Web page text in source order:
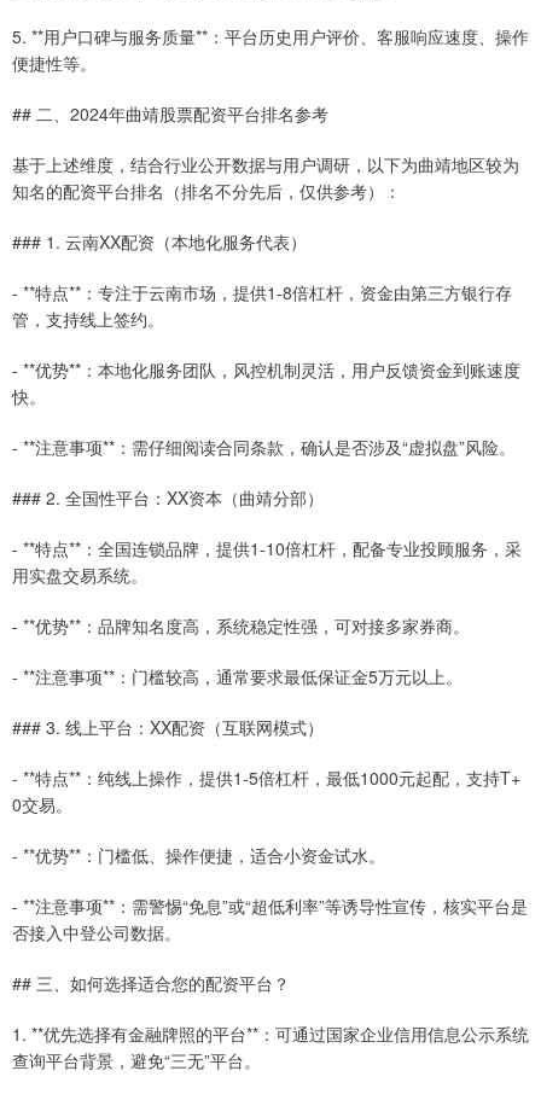
5. **用户口碑与服务质量**：平台历史用户评价、客服响应速度、操作
便捷性等。
## 二、2024年曲靖股票配资平台排名参考
基于上述维度，结合行业公开数据与用户调研，以下为曲靖地区较为
知名的配资平台排名（排名不分先后，仅供参考）：
### 1. 云南XX配资（本地化服务代表）
- **特点**：专注于云南市场，提供1-8倍杠杆，资金由第三方银行存
管，支持线上签约。
- **优势**：本地化服务团队，风控机制灵活，用户反馈资金到账速度
快。
- **注意事项**：需仔细阅读合同条款，确认是否涉及“虚拟盘”风险。
### 2. 全国性平台：XX资本（曲靖分部）
- **特点**：全国连锁品牌，提供1-10倍杠杆，配备专业投顾服务，采
用实盘交易系统。
- **优势**：品牌知名度高，系统稳定性强，可对接多家券商。
- **注意事项**：门槛较高，通常要求最低保证金5万元以上。
### 3. 线上平台：XX配资（互联网模式）
- **特点**：纯线上操作，提供1-5倍杠杆，最低1000元起配，支持T+
0交易。
- **优势**：门槛低、操作便捷，适合小资金试水。
- **注意事项**：需警惕“免息”或“超低利率”等诱导性宣传，核实平台是
否接入中登公司数据。
## 三、如何选择适合您的配资平台？
1. **优先选择有金融牌照的平台**：可通过国家企业信用信息公示系统
查询平台背景，避免“三无”平台。